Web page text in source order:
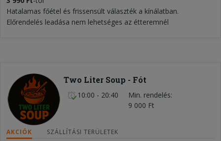
Hatalamas főétel és frissensült választék a kínálatban.
Előrendelés leadása nem lehetséges az étteremnél
Two Liter Soup - Fót
10:00 - 20:40
Min. rendelés
9 000 Ft
AKCIÓK SZÁLLÍTÁSI TERÜLETEK